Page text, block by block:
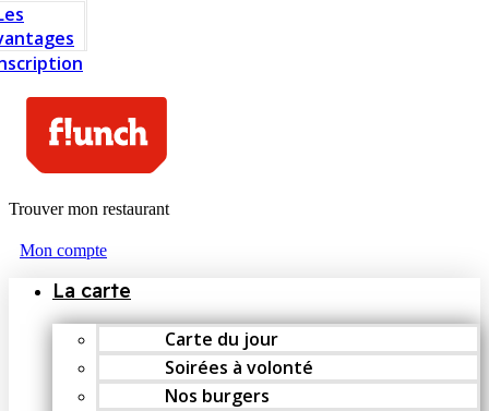
Trouver mon restaurant
Mon compte
La carte
Carte du jour
Soirées à volonté
Nos burgers